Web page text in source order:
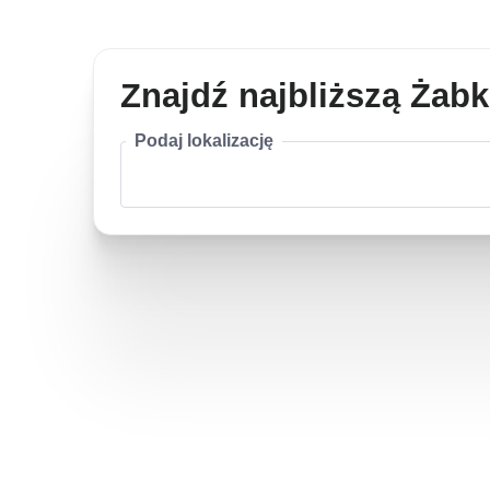
Znajdź najbliższą
Podaj lokalizację